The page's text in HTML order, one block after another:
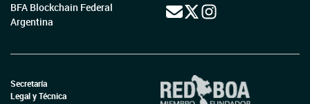
BFA Blockchain Federal
Argentina
Secretaría
Legal y Técnica